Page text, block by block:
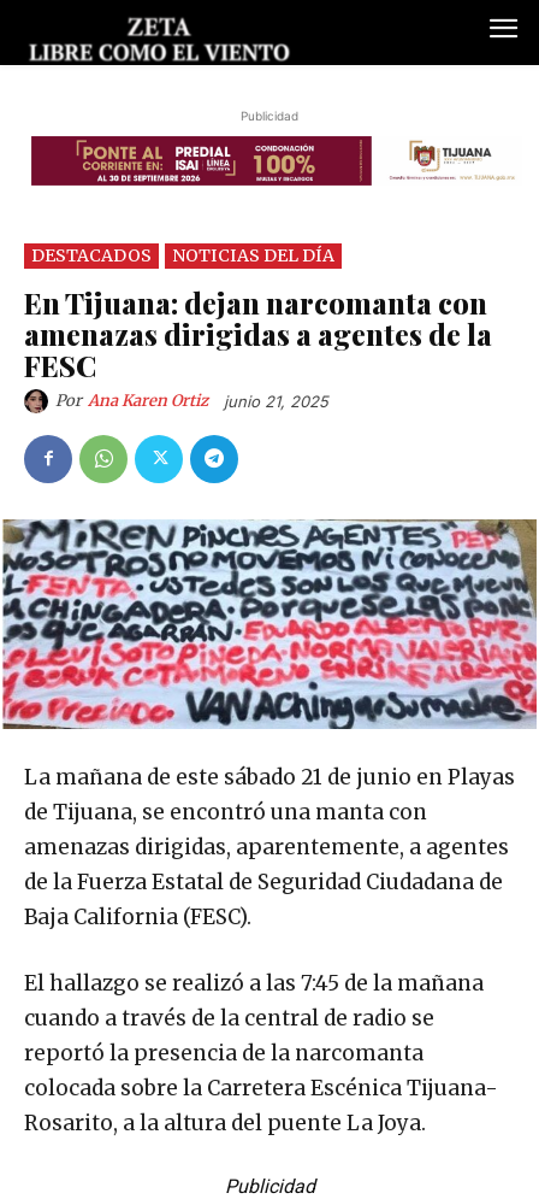
Publicidad
DESTACADOS NOTICIAS DEL DÍA
En Tijuana: dejan narcomanta con
amenazas dirigidas a agentes de la
FESC
Por Ana Karen Ortiz junio 21, 2025
La mañana de este sábado 21 de junio en Playas
de Tijuana, se encontró una manta con
amenazas dirigidas, aparentemente, a agentes
de la Fuerza Estatal de Seguridad Ciudadana de
Baja California (FESC).
El hallazgo se realizó a las 7:45 de la mañana
cuando a través de la central de radio se
reportó la presencia de la narcomanta
colocada sobre la Carretera Escénica Tijuana-
Rosarito, a la altura del puente La Joya.
Publicidad